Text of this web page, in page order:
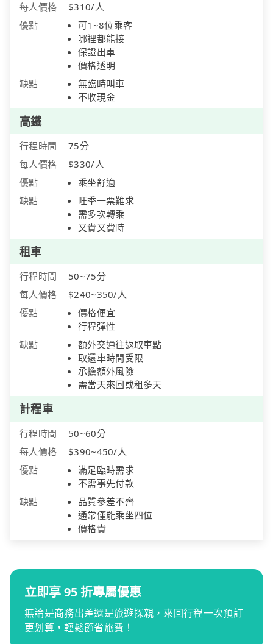
每人價格
$310/人
優點
可1~8位乘客
哪裡都能接
保證出車
價格透明
缺點
無臨時叫車
不收現金
高鐵
行程時間
75分
每人價格
$330/人
優點
乘坐舒適
缺點
旺季一票難求
需多次轉乘
又貴又費時
租車
行程時間
50~75分
每人價格
$240~350/人
優點
價格便宜
行程彈性
缺點
額外交通往返取車點
取還車時間受限
承擔額外風險
需當天來回或租多天
計程車
行程時間
50~60分
每人價格
$390~450/人
優點
滿足臨時需求
不需事先付款
缺點
品質參差不齊
通常僅能乘坐四位
價格貴
立即享 95 折專屬優惠
無論是商務出差還是旅遊探親，來回行程一次預訂
更划算，輕鬆節省旅費！